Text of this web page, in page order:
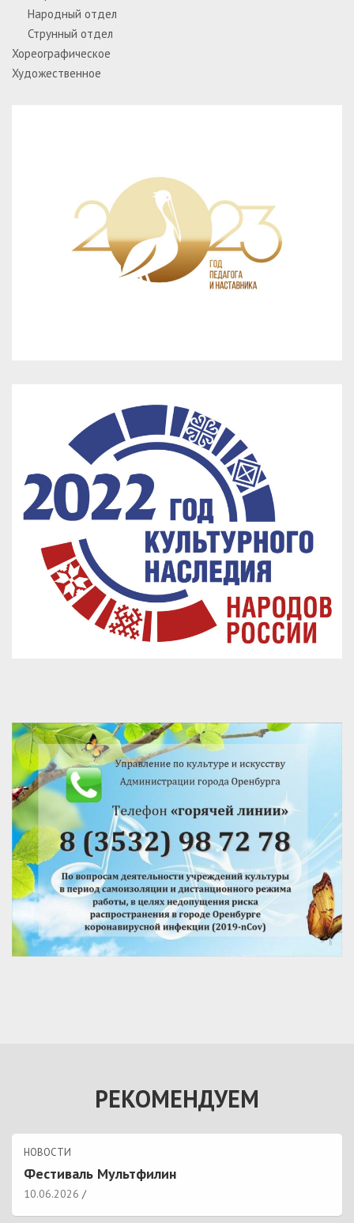
Народный отдел
Струнный отдел
Хореографическое
Художественное
РЕКОМЕНДУЕМ
НОВОСТИ
Фестиваль Мультфилин
10.06.2026